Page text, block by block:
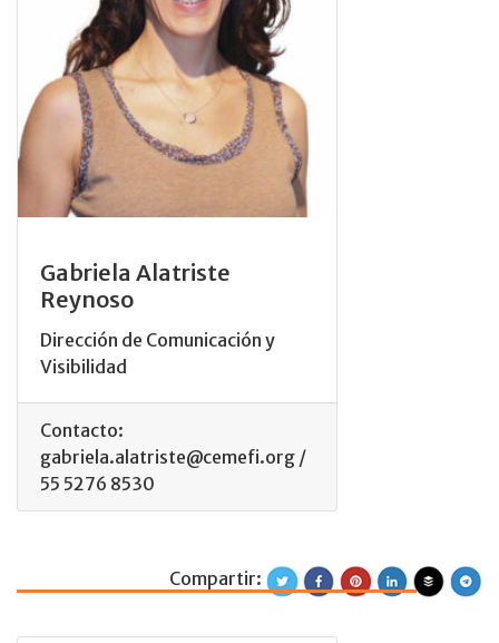
Gabriela Alatriste
Reynoso
Dirección de Comunicación y
Visibilidad
Contacto:
gabriela.alatriste@cemefi.org /
55 5276 8530
Ana María
Compartir: